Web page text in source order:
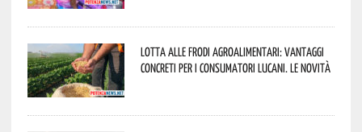
Lotta alle frodi agroalimentari: vantaggi
concreti per i consumatori lucani. Le novità